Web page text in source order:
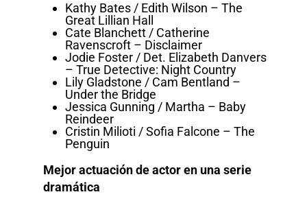
Kathy Bates / Edith Wilson – The
Great Lillian Hall
Cate Blanchett / Catherine
Ravenscroft – Disclaimer
Jodie Foster / Det. Elizabeth Danvers
– True Detective: Night Country
Lily Gladstone / Cam Bentland –
Under the Bridge
Jessica Gunning / Martha – Baby
Reindeer
Cristin Milioti / Sofia Falcone – The
Penguin
Mejor actuación de actor en una serie
dramática